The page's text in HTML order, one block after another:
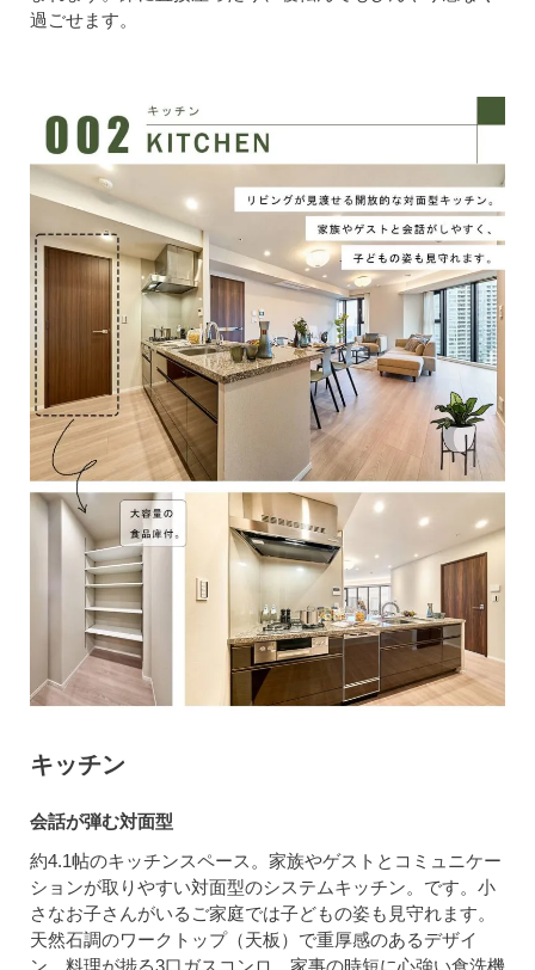
過ごせます。
キッチン
会話が弾む対面型
約4.1帖のキッチンスペース。家族やゲストとコミュニケー
ションが取りやすい対面型のシステムキッチン。です。小
さなお子さんがいるご家庭では子どもの姿も見守れます。
天然石調のワークトップ（天板）で重厚感のあるデザイ
ン。料理が捗る3口ガスコンロ、家事の時短に心強い食洗機